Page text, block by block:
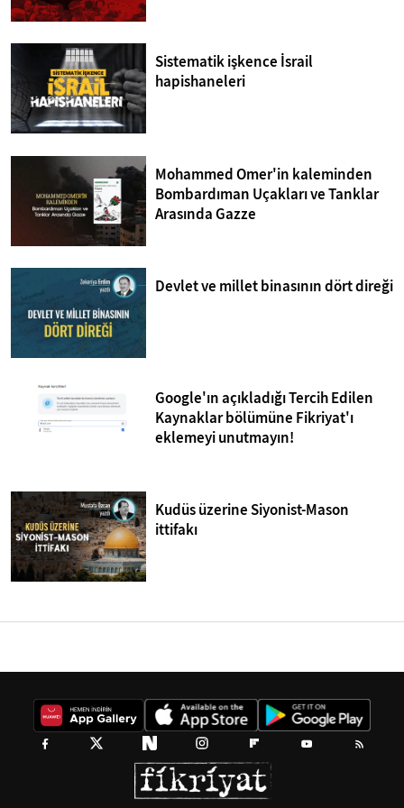
Sistematik işkence İsrail
hapishaneleri
Mohammed Omer'in kaleminden
Bombardıman Uçakları ve Tanklar
Arasında Gazze
Devlet ve millet binasının dört direği
Google'ın açıkladığı Tercih Edilen
Kaynaklar bölümüne Fikriyat'ı
eklemeyi unutmayın!
Kudüs üzerine Siyonist-Mason
ittifakı